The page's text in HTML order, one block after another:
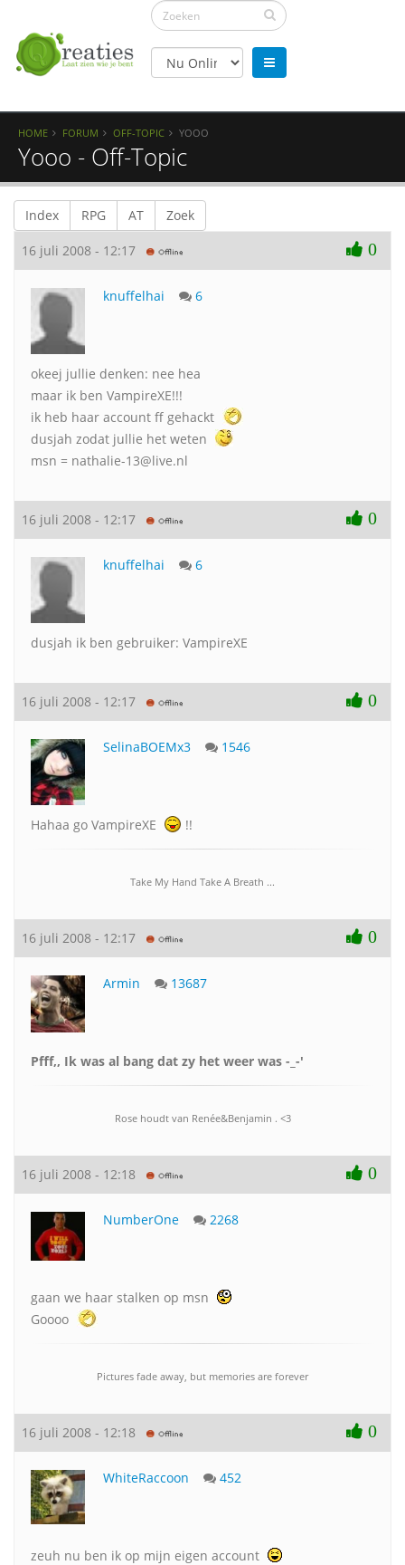
HOME FORUM OFF-TOPIC YOOO
Yooo - Off-Topic
Index RPG AT Zoek
16 juli 2008 - 12:17 0
knuffelhai 6
okeej jullie denken: nee hea
maar ik ben VampireXE!!!
ik heb haar account ff gehackt
dusjah zodat jullie het weten
msn = nathalie-13@live.nl
16 juli 2008 - 12:17 0
knuffelhai 6
dusjah ik ben gebruiker: VampireXE
16 juli 2008 - 12:17 0
SelinaBOEMx3 1546
Hahaa go VampireXE !!
Take My Hand Take A Breath ...
16 juli 2008 - 12:17 0
Armin 13687
Pfff,, Ik was al bang dat zy het weer was -_-'
Rose houdt van Renée&Benjamin . <3
16 juli 2008 - 12:18 0
NumberOne 2268
gaan we haar stalken op msn
Goooo
Pictures fade away, but memories are forever
16 juli 2008 - 12:18 0
WhiteRaccoon 452
zeuh nu ben ik op mijn eigen account